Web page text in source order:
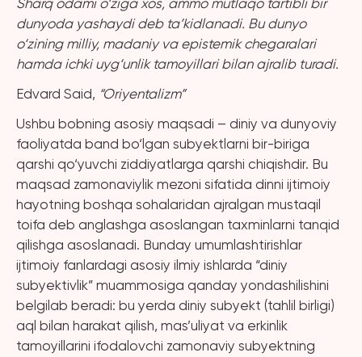
Sharq odami o‘ziga xos, ammo mutlaqo tartibli bir
dunyoda yashaydi deb ta’kidlanadi. Bu dunyo
o‘zining milliy, madaniy va epistemik chegaralari
hamda ichki uyg‘unlik tamoyillari bilan ajralib turadi.
Edvard Said, “Oriyentalizm”
Ushbu bobning asosiy maqsadi – diniy va dunyoviy
faoliyatda band bo‘lgan subyektlarni bir-biriga
qarshi qo‘yuvchi ziddiyatlarga qarshi chiqishdir. Bu
maqsad zamonaviylik mezoni sifatida dinni ijtimoiy
hayotning boshqa sohalaridan ajralgan mustaqil
toifa deb anglashga asoslangan taxminlarni tanqid
qilishga asoslanadi. Bunday umumlashtirishlar
ijtimoiy fanlardagi asosiy ilmiy ishlarda “diniy
subyektivlik” muammosiga qanday yondashilishini
belgilab beradi: bu yerda diniy subyekt (tahlil birligi)
aql bilan harakat qilish, mas’uliyat va erkinlik
tamoyillarini ifodalovchi zamonaviy subyektning